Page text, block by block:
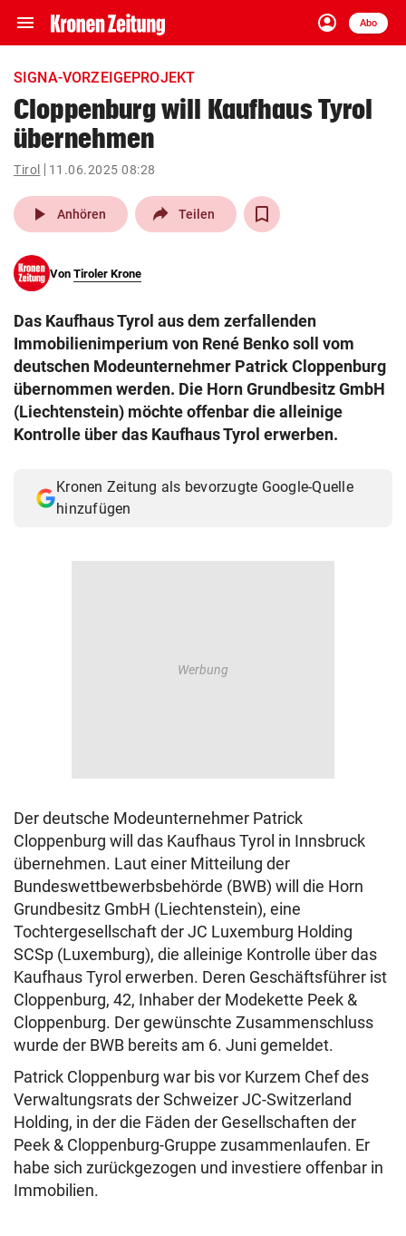
menu Navigation
ein-/ausklappen
account_circle
Anmelden
Abo
close Schließen
account_circle Anmelden
pin_drop
Wien arrow_right
search
eingeben
© Krone Multimedia GmbH & Co KG 2026
Muthgasse 2, 1190 Wien
SIGNA-VORZEIGEPROJEKT
Cloppenburg will Kaufhaus Tyrol
übernehmen
Tirol 11.06.2025 08:28
play_arrow Anhören Teilen
Von Tiroler Krone
Das Kaufhaus Tyrol aus dem zerfallenden
Immobilienimperium von René Benko soll vom
deutschen Modeunternehmer Patrick Cloppenburg
übernommen werden. Die Horn Grundbesitz GmbH
(Liechtenstein) möchte offenbar die alleinige
Kontrolle über das Kaufhaus Tyrol erwerben.
Kronen Zeitung als bevorzugte Google-Quelle
hinzufügen
Der deutsche Modeunternehmer Patrick
Cloppenburg will das Kaufhaus Tyrol in Innsbruck
übernehmen. Laut einer Mitteilung der
Bundeswettbewerbsbehörde (BWB) will die Horn
Grundbesitz GmbH (Liechtenstein), eine
Tochtergesellschaft der JC Luxemburg Holding
SCSp (Luxemburg), die alleinige Kontrolle über das
Kaufhaus Tyrol erwerben. Deren Geschäftsführer ist
Cloppenburg, 42, Inhaber der Modekette Peek &
Cloppenburg. Der gewünschte Zusammenschluss
wurde der BWB bereits am 6. Juni gemeldet.
Patrick Cloppenburg war bis vor Kurzem Chef des
Verwaltungsrats der Schweizer JC-Switzerland
Holding, in der die Fäden der Gesellschaften der
Peek & Cloppenburg-Gruppe zusammenlaufen. Er
habe sich zurückgezogen und investiere offenbar in
Immobilien.